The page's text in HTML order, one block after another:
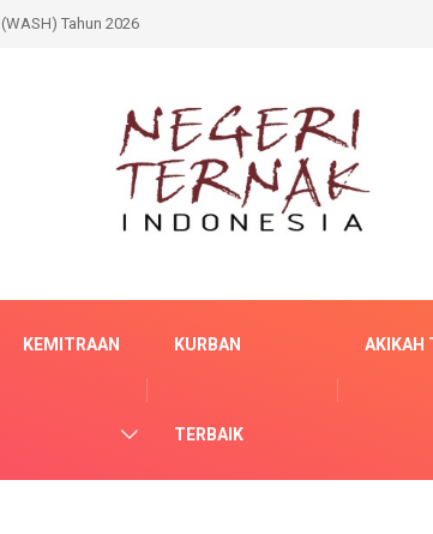
Tahun 2026
KEMITRAAN KURBAN
TERBAIK
AKIKAH